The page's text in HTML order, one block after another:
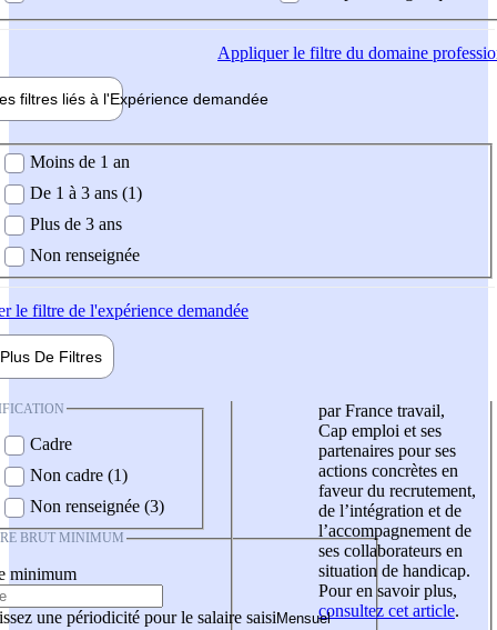
Appliquerle filtre du domaine
filtres liés à l'Expérience demandée
demandée
Moins de 1 an
De 1 à 3 ans (1)
Plus de 3 ans
Non renseignée
le filtre de l'expérience demandée
Plus De Filtres
Cadre
Non cadre (1)
Non renseignée (3)
BRUT MINIMUM
minimum
une périodicité pour le salaire saisi
par France travail,
Cap emploi et ses
partenaires pour ses
actions concrètes en
faveur du recrutement,
de l’intégration et de
l’accompagnement de
ses collaborateurs en
situation de handicap.
Pour en savoir plus,
consultez cet article.